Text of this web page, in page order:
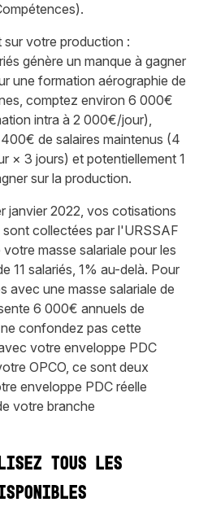
votre production :
génère un manque à gagner
une formation aérographie de
comptez environ 6 000€
intra à 2 000€/jour),
de salaires maintenus (4
× 3 jours) et potentiellement 1
sur la production.
janvier 2022, vos cotisations
collectées par l'URSSAF
masse salariale pour les
11 salariés, 1% au-delà. Pour
avec une masse salariale de
6 000€ annuels de
confondez pas cette
votre enveloppe PDC
OPCO, ce sont deux
enveloppe PDC réelle
votre branche
tous les